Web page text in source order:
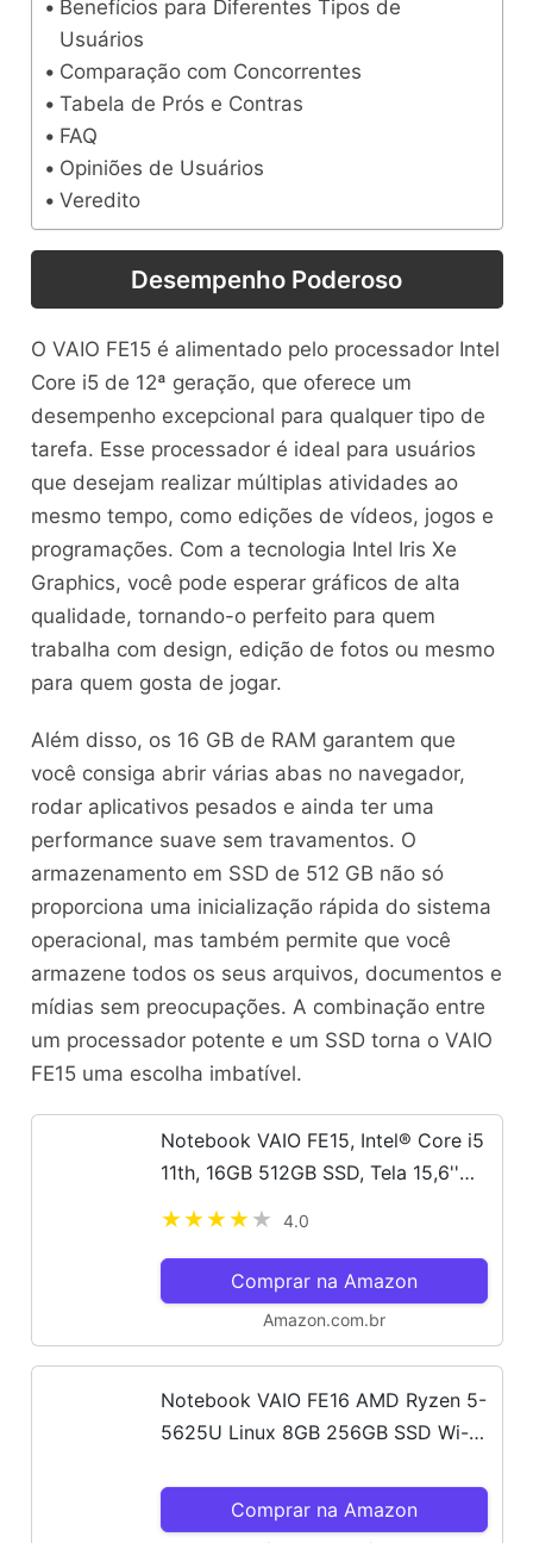
Benefícios para Diferentes Tipos de
Usuários
Comparação com Concorrentes
Tabela de Prós e Contras
FAQ
Opiniões de Usuários
Veredito
Desempenho Poderoso
O VAIO FE15 é alimentado pelo processador Intel
Core i5 de 12ª geração, que oferece um
desempenho excepcional para qualquer tipo de
tarefa. Esse processador é ideal para usuários
que desejam realizar múltiplas atividades ao
mesmo tempo, como edições de vídeos, jogos e
programações. Com a tecnologia Intel Iris Xe
Graphics, você pode esperar gráficos de alta
qualidade, tornando-o perfeito para quem
trabalha com design, edição de fotos ou mesmo
para quem gosta de jogar.
Além disso, os 16 GB de RAM garantem que
você consiga abrir várias abas no navegador,
rodar aplicativos pesados e ainda ter uma
performance suave sem travamentos. O
armazenamento em SSD de 512 GB não só
proporciona uma inicialização rápida do sistema
operacional, mas também permite que você
armazene todos os seus arquivos, documentos e
mídias sem preocupações. A combinação entre
um processador potente e um SSD torna o VAIO
FE15 uma escolha imbatível.
Notebook VAIO FE15, Intel® Core i5
11th, 16GB 512GB SSD, Tela 15,6''
4.0
Comprar na Amazon
Amazon.com.br
Notebook VAIO FE16 AMD Ryzen 5-
5625U Linux 8GB 256GB SSD Wi-Fi
Cinza Grafite - VJFE69F11X-B0411H
- Memória Expansível até...
Comprar na Amazon